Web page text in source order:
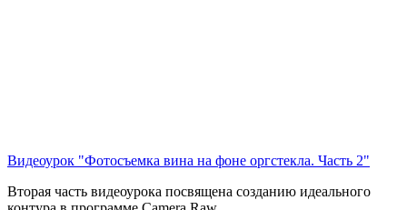
Видеоурок "Фотосъемка вина на фоне оргстекла. Часть 2"
Вторая часть видеоурока посвящена созданию идеального